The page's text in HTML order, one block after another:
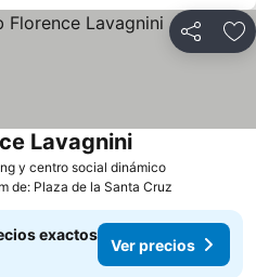
Compartir
y centro social dinámico
Lavagnini
de: Plaza de la Santa Cruz
exactos
Ver precios